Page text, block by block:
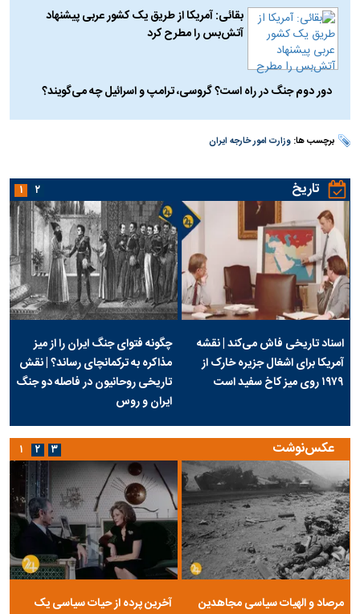
بقائی: آمریکا از طریق یک کشور عربی پیشنهاد
آتش‌بس را مطرح کرد
دور دوم جنگ در راه است؟ گروسی، ترامپ و اسرائیل چه می‌گویند؟
برچسب ها:وزارت امور خارجه ایران
تاریخ
اسناد تاریخی فاش می‌کند | نقشه
آمریکا برای اشغال جزیره خارک از
۱۹۷۹ روی میز کاخ سفید است
چگونه فتوای جنگ ایران را از میز
مذاکره به ترکمانچای رساند؟ | نقش
تاریخی روحانیون در فاصله دو جنگ
ایران و روس
۱ ۲
عکس‌نوشت
مرصاد و الهیات سیاسی مجاهدین
آخرین پرده از حیات سیاسی یک
۱ ۲ ۳